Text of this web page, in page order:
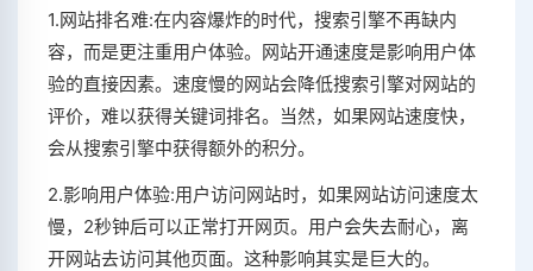
1.网站排名难:在内容爆炸的时代，搜索引擎不再缺内
容，而是更注重用户体验。网站开通速度是影响用户体
验的直接因素。速度慢的网站会降低搜索引擎对网站的
评价，难以获得关键词排名。当然，如果网站速度快，
会从搜索引擎中获得额外的积分。
2.影响用户体验:用户访问网站时，如果网站访问速度太
慢，2秒钟后可以正常打开网页。用户会失去耐心，离
开网站去访问其他页面。这种影响其实是巨大的。